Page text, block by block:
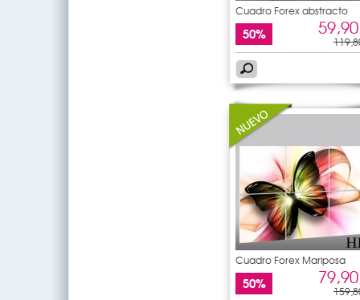
Cuadro Forex abstracto
50%
Cuadro Forex Mariposa
50%